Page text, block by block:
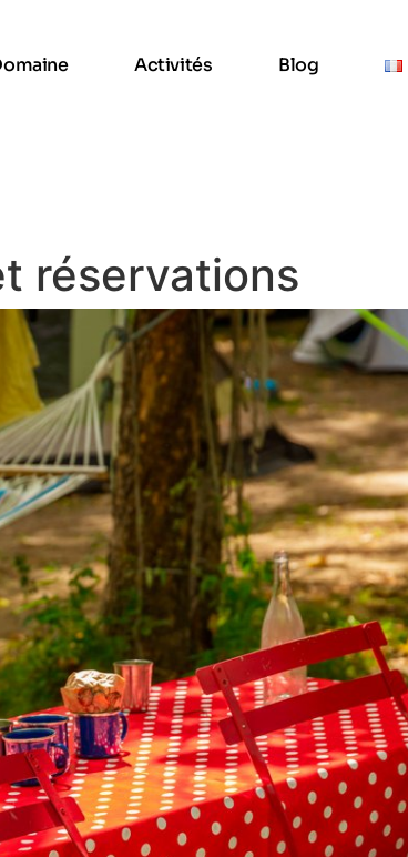
Activités Blog
réservations